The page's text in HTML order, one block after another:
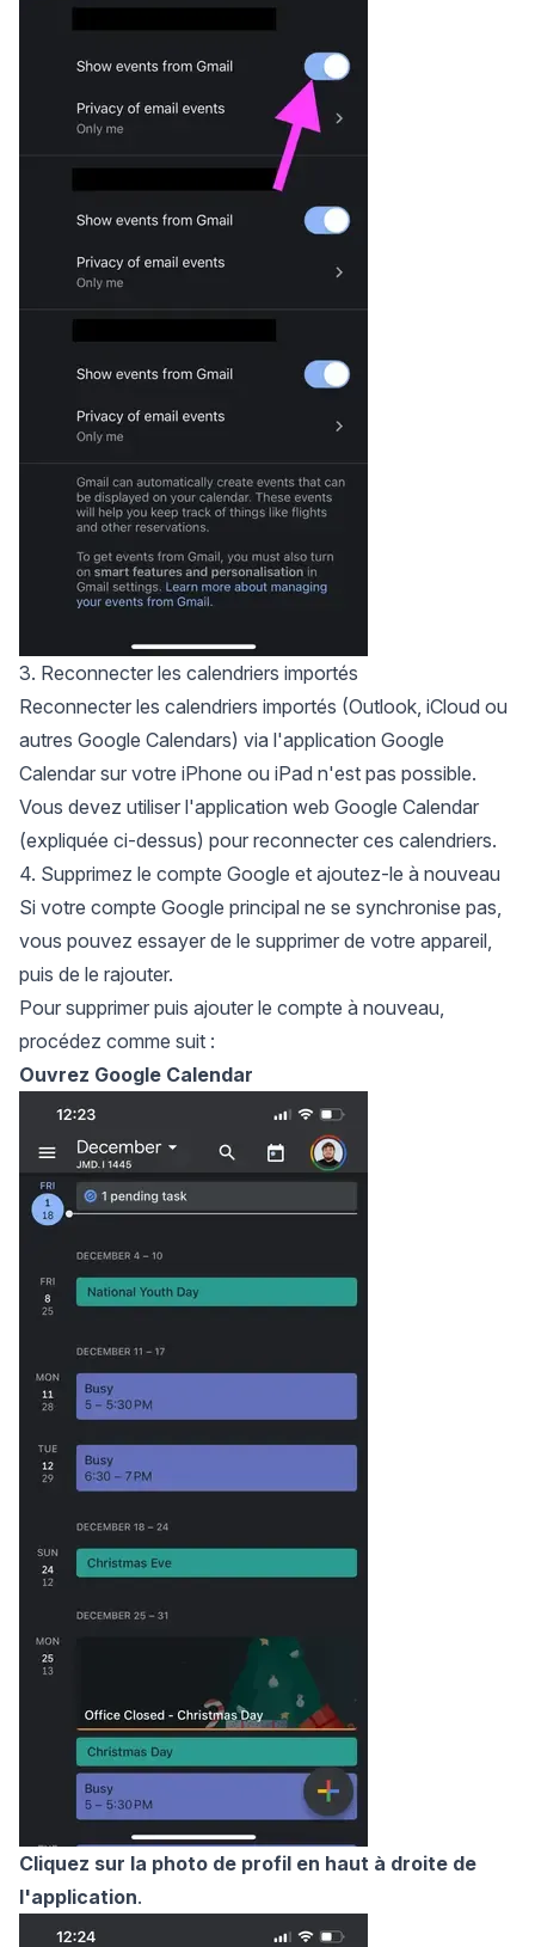
3. Reconnecter les calendriers importés
Reconnecter les calendriers importés (Outlook, iCloud ou
autres Google Calendars) via l'application Google
Calendar sur votre iPhone ou iPad n'est pas possible.
Vous devez utiliser l'application web Google Calendar
(expliquée ci-dessus) pour reconnecter ces calendriers.
4. Supprimez le compte Google et ajoutez-le à nouveau
Si votre compte Google principal ne se synchronise pas,
vous pouvez essayer de le supprimer de votre appareil,
puis de le rajouter.
Pour supprimer puis ajouter le compte à nouveau,
procédez comme suit :
Ouvrez Google Calendar
Cliquez sur la photo de profil en haut à droite de
l'application.